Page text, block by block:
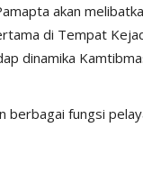
akan
di Tempat
dinamika
fungsi